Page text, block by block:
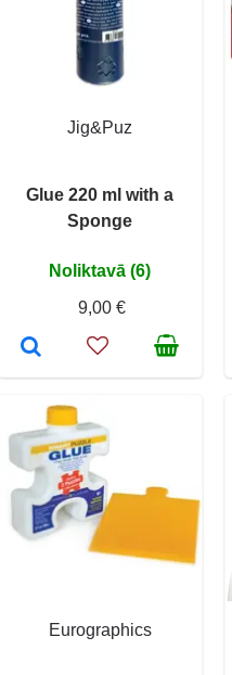
Jig&Puz
Glue 220 ml with a
Sponge
Noliktavā (6)
9,00 €
Eurographics